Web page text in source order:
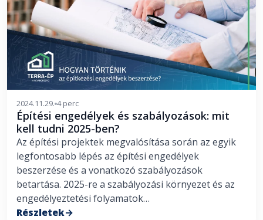
2024.11.29. 4 perc
Építési engedélyek és szabályozások: mit
kell tudni 2025-ben?
Az építési projektek megvalósítása során az egyik
legfontosabb lépés az építési engedélyek
beszerzése és a vonatkozó szabályozások
betartása. 2025-re a szabályozási környezet és az
engedélyeztetési folyamatok…
Részletek